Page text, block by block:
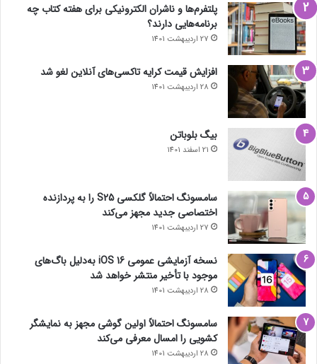
پلتفرم‌ها و ناشران الکترونیکی برای هفته کتاب چه
برنامه‌هایی دارند؟
27 اردیبهشت 1401
افزایش قیمت کرایه تاکسی‌های آنلاین لغو شد
28 اردیبهشت 1401
بیگ بلوباتن
21 اسفند 1401
سامسونگ احتمالاً گلکسی S25 را به پردازنده
اختصاصی جدید مجهز می‌کند
27 اردیبهشت 1401
نسخه آزمایشی عمومی iOS 16 به‌دلیل باگ‌های
موجود با تأخیر منتشر خواهد شد
28 اردیبهشت 1401
سامسونگ احتمالاً اولین گوشی مجهز به نمایشگر
کشویی را امسال معرفی می‌کند
28 اردیبهشت 1401